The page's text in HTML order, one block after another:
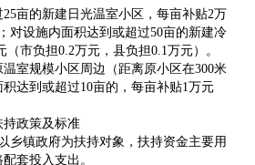
亩的新建日光温室小区，每亩补贴2万
对设施内面积达到或超过50亩的新建冷
市负担0.2万元，县负担0.1万元）。
室规模小区周边（距离原小区在300米
达到或超过10亩的，每亩补贴1万元
政策及标准
镇政府为扶持对象，扶持资金主要用
套投入支出。